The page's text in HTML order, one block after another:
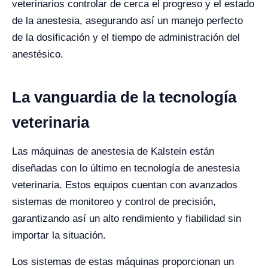
veterinarios controlar de cerca el progreso y el estado
de la anestesia, asegurando así un manejo perfecto
de la dosificación y el tiempo de administración del
anestésico.
La vanguardia de la tecnología
veterinaria
Las máquinas de anestesia de Kalstein están
diseñadas con lo último en tecnología de anestesia
veterinaria. Estos equipos cuentan con avanzados
sistemas de monitoreo y control de precisión,
garantizando así un alto rendimiento y fiabilidad sin
importar la situación.
Los sistemas de estas máquinas proporcionan un